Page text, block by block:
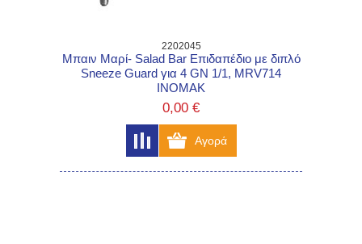
2202045
Μπαιν Μαρί- Salad Bar Επιδαπέδιο με διπλό
Sneeze Guard για 4 GN 1/1, MRV714
INOMAK
0,00 €